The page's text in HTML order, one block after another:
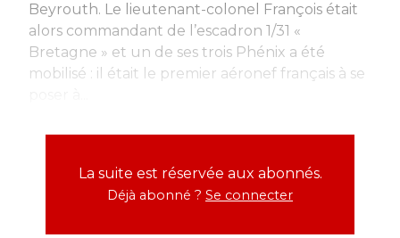
Beyrouth. Le lieutenant-colonel François était
alors commandant de l’escadron 1/31 «
Bretagne » et un de ses trois Phénix a été
mobilisé : il était le premier aéronef français à se
La suite est réservée aux abonnés.
Déjà abonné ? Se connecter